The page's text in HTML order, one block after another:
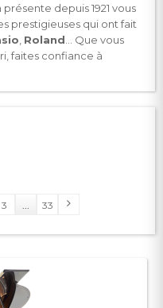
depuis 1921 vous
prestigieuses qui ont fait
Roland ... Que vous
faites confiance à
3 33